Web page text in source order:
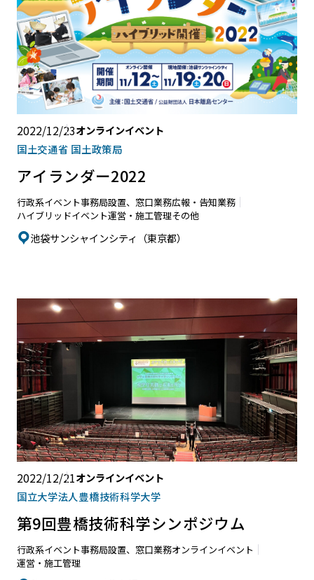
2022/12/23オンラインイベント
国土交通省 国土政策局
アイランダー2022
行政系イベント事務局設置、窓口業務広報・告知業務
ハイブリッドイベント運営・施工管理その他
池袋サンシャインシティ（東京都）
2022/12/21オンラインイベント
国立大学法人豊橋技術科学大学
第9回豊橋技術科学シンポジウム
行政系イベント事務局設置、窓口業務オンラインイベント
運営・施工管理